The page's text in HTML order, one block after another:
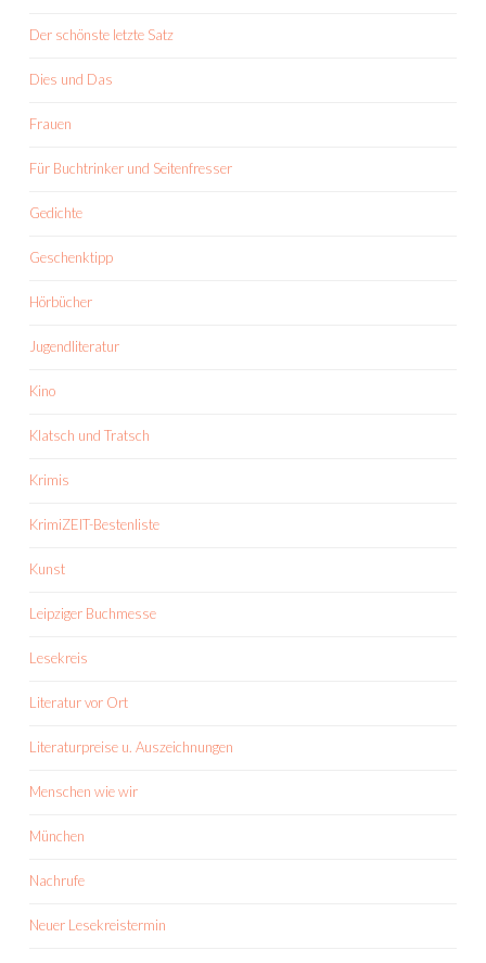
Der schönste letzte Satz
Dies und Das
Frauen
Für Buchtrinker und Seitenfresser
Gedichte
Geschenktipp
Hörbücher
Jugendliteratur
Kino
Klatsch und Tratsch
Krimis
KrimiZEIT-Bestenliste
Kunst
Leipziger Buchmesse
Lesekreis
Literatur vor Ort
Literaturpreise u. Auszeichnungen
Menschen wie wir
München
Nachrufe
Neuer Lesekreistermin